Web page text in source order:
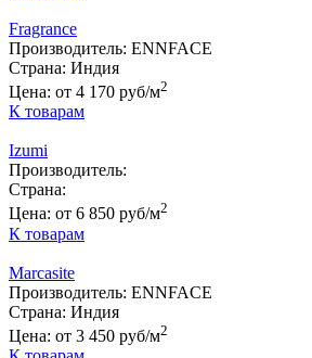
Fragrance
Производитель: ENNFACE
Страна: Индия
Цена: от 4 170 руб/м2
К товарам
Izumi
Производитель:
Страна:
Цена: от 6 850 руб/м2
К товарам
Marcasite
Производитель: ENNFACE
Страна: Индия
Цена: от 3 450 руб/м2